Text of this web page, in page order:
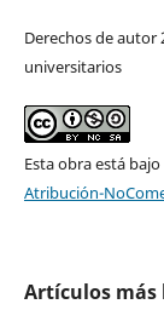
Derechos de autor
universitarios
Esta obra está
Atribución-
Artículos